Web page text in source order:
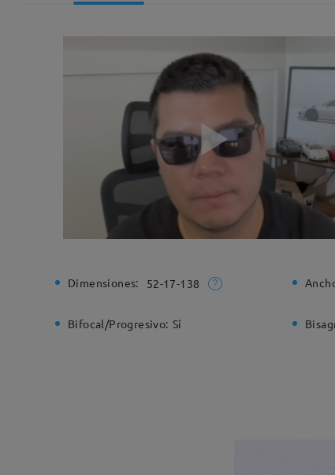
Dimensiones: 52-17-138
Bifocal/Progresivo: Sí